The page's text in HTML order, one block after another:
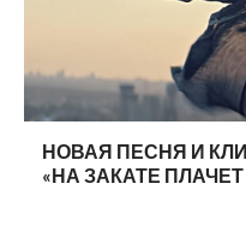
НОВАЯ ПЕСНЯ И
«НА ЗАКАТЕ